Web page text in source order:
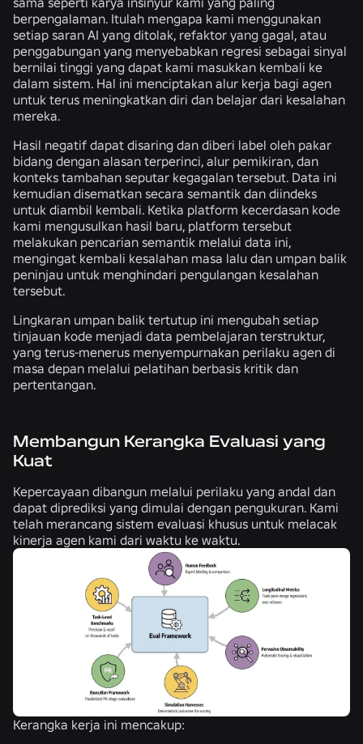
berpengalaman. Itulah mengapa kami menggunakan
setiap saran AI yang ditolak, refaktor yang gagal, atau
penggabungan yang menyebabkan regresi sebagai sinyal
bernilai tinggi yang dapat kami masukkan kembali ke
dalam sistem. Hal ini menciptakan alur kerja bagi agen
untuk terus meningkatkan diri dan belajar dari kesalahan
mereka.
Hasil negatif dapat disaring dan diberi label oleh pakar
bidang dengan alasan terperinci, alur pemikiran, dan
konteks tambahan seputar kegagalan tersebut. Data ini
kemudian disematkan secara semantik dan diindeks
untuk diambil kembali. Ketika platform kecerdasan kode
kami mengusulkan hasil baru, platform tersebut
melakukan pencarian semantik melalui data ini,
mengingat kembali kesalahan masa lalu dan umpan balik
peninjau untuk menghindari pengulangan kesalahan
tersebut.
Lingkaran umpan balik tertutup ini mengubah setiap
tinjauan kode menjadi data pembelajaran terstruktur,
yang terus-menerus menyempurnakan perilaku agen di
masa depan melalui pelatihan berbasis kritik dan
pertentangan.
Membangun Kerangka Evaluasi yang
Kuat
Kepercayaan dibangun melalui perilaku yang andal dan
dapat diprediksi yang dimulai dengan pengukuran. Kami
telah merancang sistem evaluasi khusus untuk melacak
kinerja agen kami dari waktu ke waktu.
Kerangka kerja ini mencakup: